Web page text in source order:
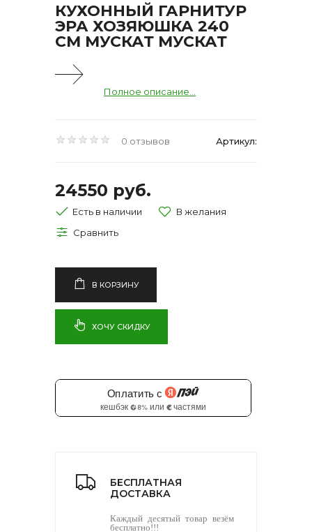
КУХОННЫЙ ГАРНИТУР
ЭРА ХОЗЯЮШКА 240
СМ МУСКАТ МУСКАТ
Полное описание...
0 отзывов Артикул:
24550 руб.
Есть в наличии
В КОРЗИНУ
ХОЧУ СКИДКУ
БЕСПЛАТНАЯ
ДОСТАВКА
Каждый десятый товар везём
бесплатно!!!